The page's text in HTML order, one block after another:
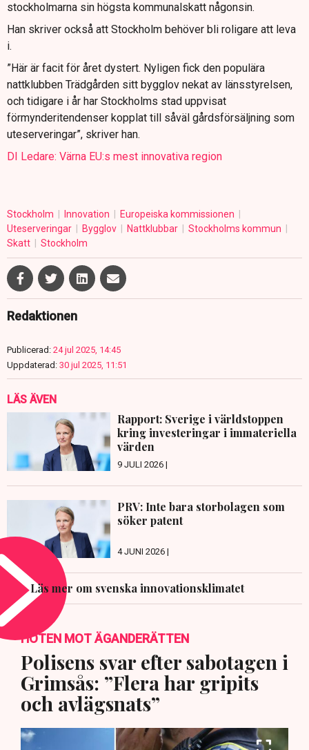
stockholmarna sin högsta kommunalskatt någonsin.
Han skriver också att Stockholm behöver bli roligare att leva
i.
”Här är facit för året dystert. Nyligen fick den populära
nattklubben Trädgården sitt bygglov nekat av länsstyrelsen,
och tidigare i år har Stockholms stad uppvisat
förmynderitendenser kopplat till såväl gårdsförsäljning som
uteserveringar”, skriver han.
DI Ledare: Värna EU:s mest innovativa region
Stockholm Innovation
Europeiska kommissionen
Uteserveringar
Bygglov Nattklubbar
Stockholms kommun
Skatt
Stockholm
Redaktionen
Publicerad: 24 jul 2025, 14:45
Uppdaterad: 30 jul 2025, 11:51
LÄS ÄVEN
Rapport: Sverige i världstoppen
kring investeringar i immateriella
värden
9 JULI 2026 |
PRV: Inte bara storbolagen som
söker patent
4 JUNI 2026 |
Läs mer om svenska innovationsklimatet
HOTEN MOT ÄGANDERÄTTEN
Polisens svar efter sabotagen i
Grimsås: ”Flera har gripits
och avlägsnats”